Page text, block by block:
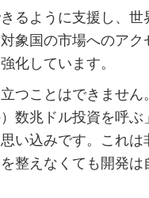
るように支援し、世
象国の市場へのアク
化しています。
つことはできません
数兆ドル投資を呼ぶ
い込みです。これは
整えなくても開発は